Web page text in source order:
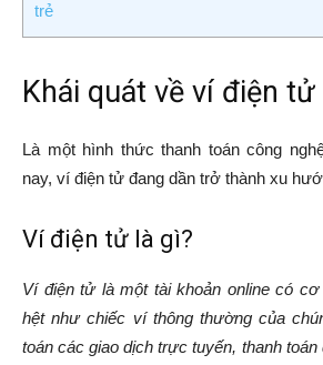
trẻ
Khái quát về ví điện tử
Là một hình thức thanh toán công
nay, ví điện tử đang dần trở thành xu
Ví điện tử là gì?
Ví điện tử là một tài khoản online có cơ
hệt như chiếc ví thông thường của
toán các giao dịch trực tuyến, thanh